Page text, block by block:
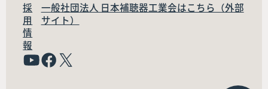
採
用
情
報
一般社団法人 日本補聴器工業会はこちら（外部
サイト）